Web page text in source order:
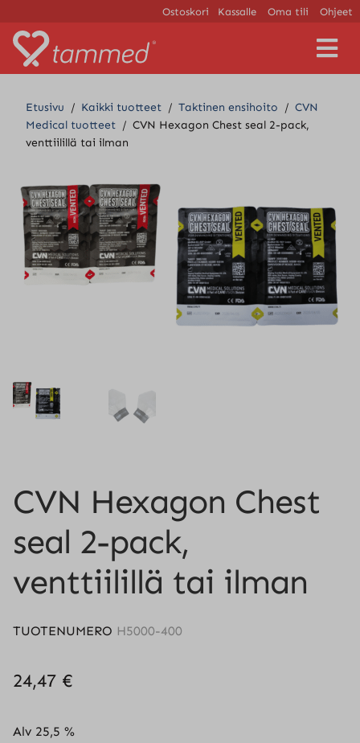
Ostoskori Kassalle Oma tili Ohjeet
V
a
l
Etusivu / Kaikki tuotteet / Taktinen ensihoito / CVN
Medical tuotteet / CVN Hexagon Chest seal 2-pack,
venttiilillä tai ilman
CVN Hexagon Chest
seal 2-pack,
venttiilillä tai ilman
TUOTENUMERO H5000-400
24,47 €
Alv 25,5 %